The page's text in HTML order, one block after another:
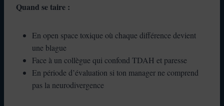
Quand se taire :
En open space toxique où chaque différence devient
une blague
Face à un collègue qui confond TDAH et paresse
En période d’évaluation si ton manager ne comprend
pas la neurodivergence